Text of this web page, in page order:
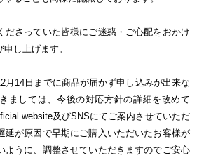
ださっていた皆様にご迷惑・ご心配をおかけ
し上げます。
月 14 日までに商品が届かず申し込みが出来な
ましては、今後の対応方針の詳細を改めて
website及びSNSにてご案内させていただ
延が原因で早期にご購入いただいたお客様が
ように、調整させていただきますのでご安心